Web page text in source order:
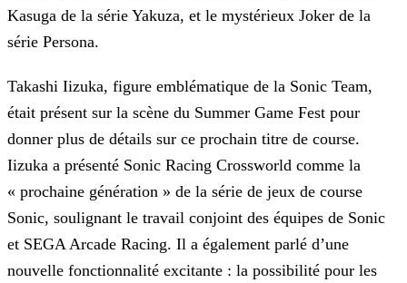
Kasuga de la série Yakuza, et le mystérieux Joker de la
série Persona.
Takashi Iizuka, figure emblématique de la Sonic Team,
était présent sur la scène du Summer Game Fest pour
donner plus de détails sur ce prochain titre de course.
Iizuka a présenté Sonic Racing Crossworld comme la
« prochaine génération » de la série de jeux de course
Sonic, soulignant le travail conjoint des équipes de Sonic
et SEGA Arcade Racing. Il a également parlé d’une
nouvelle fonctionnalité excitante : la possibilité pour les